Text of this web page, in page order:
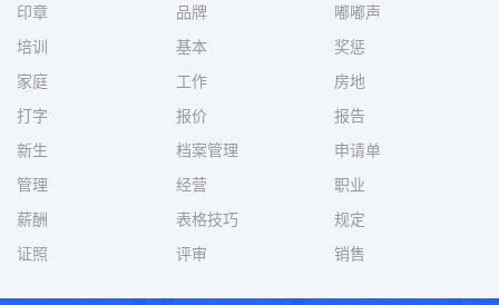
印章
品牌
嘟嘟声
培训
基本
奖惩
家庭
工作
房地
打字
报价
报告
新生
档案管理
申请单
管理
经营
职业
薪酬
表格技巧
规定
证照
评审 销售